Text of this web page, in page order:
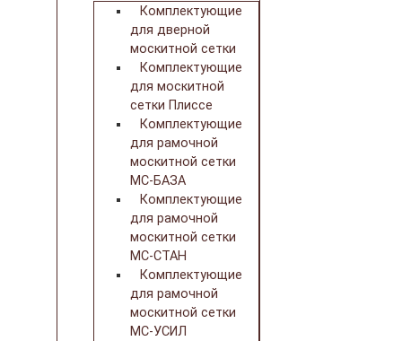
Комплектующие
для дверной
москитной сетки
Комплектующие
для москитной
сетки Плиссе
Комплектующие
для рамочной
москитной сетки
МС-БАЗА
Комплектующие
для рамочной
москитной сетки
МС-СТАН
Комплектующие
для рамочной
москитной сетки
МС-УСИЛ